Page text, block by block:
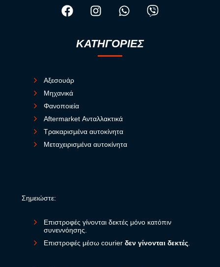
ΚΑΤΗΓΟΡΙΕΣ
Αξεσουάρ
Μηχανικά
Φανοποιεία
Aftermarket Ανταλλακτικά
Τρακαρισμένα αυτοκίνητα
Μεταχειρισμένα αυτοκίνητα
Σημειώστε:
Επιστροφές γίνονται δεκτές μόνο κατόπιν
συνεννόησης.
Επιστροφές μέσω courier δεν γίνονται δεκτές.